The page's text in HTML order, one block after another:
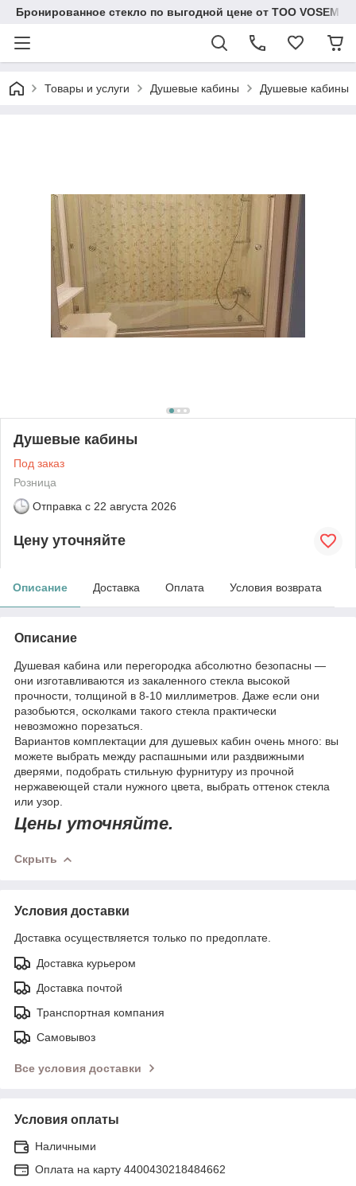
Бронированное стекло по выгодной цене от ТОО VOSEM
Товары и услуги Душевые кабины Душевые кабины
Душевые кабины
Под заказ
Розница
Отправка с 22 августа 2026
Цену уточняйте
Описание Доставка Оплата Условия возврата
Описание
Душевая кабина или перегородка абсолютно безопасны —
они изготавливаются из закаленного стекла высокой
прочности, толщиной в 8-10 миллиметров. Даже если они
разобьются, осколками такого стекла практически
невозможно порезаться.
Вариантов комплектации для душевых кабин очень много: вы
можете выбрать между распашными или раздвижными
дверями, подобрать стильную фурнитуру из прочной
нержавеющей стали нужного цвета, выбрать оттенок стекла
или узор.
Цены уточняйте.
Скрыть
Условия доставки
Доставка осуществляется только по предоплате.
Доставка курьером
Доставка почтой
Транспортная компания
Самовывоз
Все условия доставки
Условия оплаты
Наличными
Оплата на карту 4400430218484662